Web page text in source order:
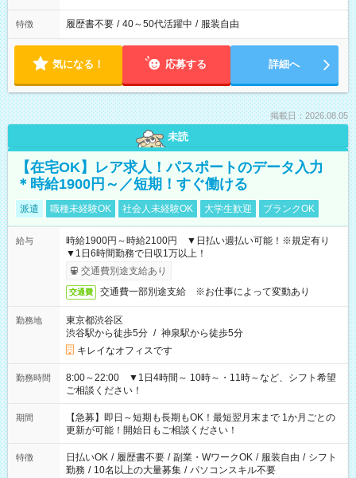
特徴 履歴書不要 / 40～50代活躍中 / 服装自由
気になる！ 応募する 詳細へ
掲載日：2026.08.05
未読
【在宅OK】レア求人！パスポートのデータ入力
＊時給1900円～／短期！すぐ働ける
派遣 職種未経験OK 社会人未経験OK 大学生歓迎 ブランクOK
給与
時給1900円～時給2100円 ▼日払い週払い可能！※規定有り
▼1日6時間勤務で日収1万以上！
交通費別途支給あり
交通費 交通費一部別途支給 ※お仕事によって変動あり
勤務地
東京都渋谷区
渋谷駅から徒歩5分 / 神泉駅から徒歩5分
キレイなオフィスです
勤務時間
8:00～22:00 ▼1日4時間～ 10時～・11時～など、シフト希望
ご相談ください！
期間
【急募】即日～短期も長期もOK！最短翌月末まで 1か月ごとの
更新が可能！開始日もご相談ください！
特徴 日払いOK / 履歴書不要 / 副業・WワークOK / 服装自由 / シフト
勤務 / 10名以上の大量募集 / パソコンスキル不要